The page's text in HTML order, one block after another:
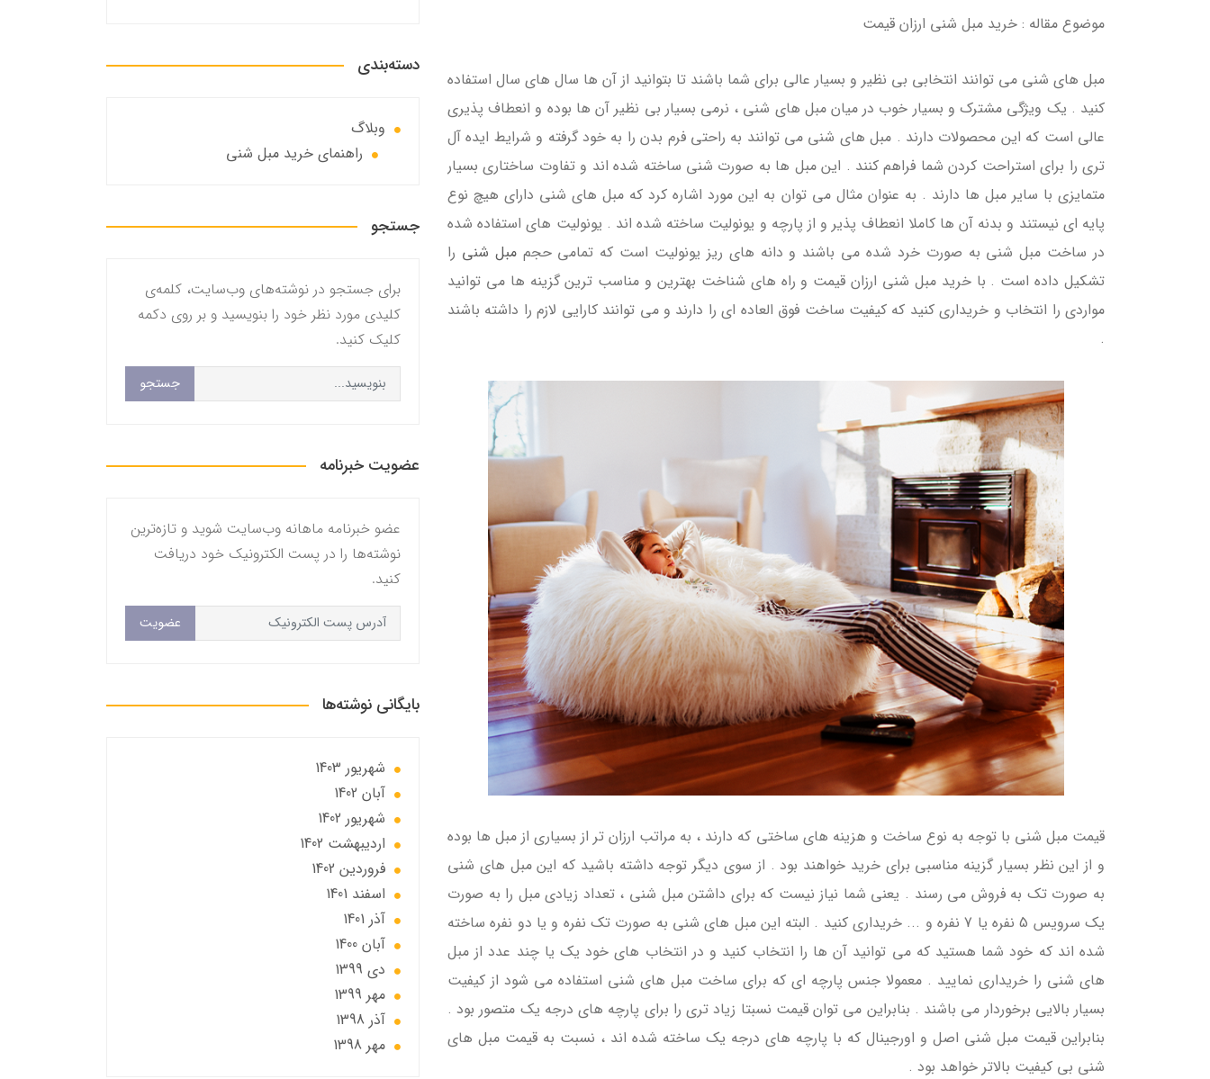
موضوع مقاله : خرید مبل شنی ارزان قیمت
مبل های شنی می توانند انتخابی بی نظیر و بسیار عالی برای شما باشند تا بتوانید از آن ها سال های سال استفاده
کنید . یک ویژگی مشترک و بسیار خوب در میان مبل های شنی ، نرمی بسیار بی نظیر آن ها بوده و انعطاف پذیری
عالی است که این محصولات دارند . مبل های شنی می توانند به راحتی فرم بدن را به خود گرفته و شرایط ایده آل
تری را برای استراحت کردن شما فراهم کنند . این مبل ها به صورت شنی ساخته شده اند و تفاوت ساختاری بسیار
متمایزی با سایر مبل ها دارند . به عنوان مثال می توان به این مورد اشاره کرد که مبل های شنی دارای هیچ نوع
پایه ای نیستند و بدنه آن ها کاملا انعطاف پذیر و از پارچه و یونولیت ساخته شده اند . یونولیت های استفاده شده
در ساخت مبل شنی به صورت خرد شده می باشند و دانه های ریز یونولیت است که تمامی حجممبل شنی را
تشکیل داده است . با خرید مبل شنی ارزان قیمت و راه های شناخت بهترین و مناسب ترین گزینه ها می توانید
مواردی را انتخاب و خریداری کنید که کیفیت ساخت فوق العاده ای را دارند و می توانند کارایی لازم را داشته باشند
.
قیمت مبل شنی با توجه به نوع ساخت و هزینه های ساختی که دارند ، به مراتب ارزان تر از بسیاری از مبل ها بوده
و از این نظر بسیار گزینه مناسبی برای خرید خواهند بود . از سوی دیگر توجه داشته باشید که این مبل های شنی
به صورت تک به فروش می رسند . یعنی شما نیاز نیست که برای داشتن مبل شنی ، تعداد زیادی مبل را به صورت
یک سرویس 5 نفره یا 7 نفره و ... خریداری کنید . البته این مبل های شنی به صورت تک نفره و یا دو نفره ساخته
شده اند که خود شما هستید که می توانید آن ها را انتخاب کنید و در انتخاب های خود یک یا چند عدد از مبل
های شنی را خریداری نمایید . معمولا جنس پارچه ای که برای ساخت مبل های شنی استفاده می شود از کیفیت
بسیار بالایی برخوردار می باشند . بنابراین می توان قیمت نسبتا زیاد تری را برای پارچه های درجه یک متصور بود .
بنابراین قیمت مبل شنی اصل و اورجینال که با پارچه های درجه یک ساخته شده اند ، نسبت به قیمت مبل های
شنی بی کیفیت بالاتر خواهد بود .
دسته‌بندی
وبلاگ
راهنمای خرید مبل شنی
جستجو
برای جستجو در نوشته‌های وب‌سایت، کلمه‌ی
کلیدی مورد نظر خود را بنویسید و بر روی دکمه
کلیک کنید.
جستجو
عضویت خبرنامه
عضو خبرنامه ماهانه وب‌سایت شوید و تازه‌ترین
نوشته‌ها را در پست الکترونیک خود دریافت
کنید.
عضویت
بایگانی نوشته‌ها
شهریور 1403
آبان 1402
شهریور 1402
ارديبهشت 1402
فروردین 1402
اسفند 1401
آذر 1401
آبان 1400
دی 1399
مهر 1399
آذر 1398
مهر 1398